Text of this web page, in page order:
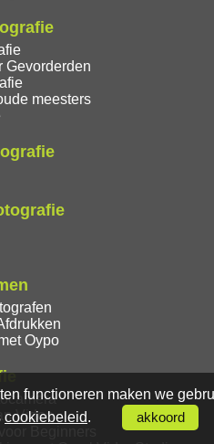
Gevorderden
meesters
Oypo
Video
functioneren maken we
cookiebeleid. akkoord